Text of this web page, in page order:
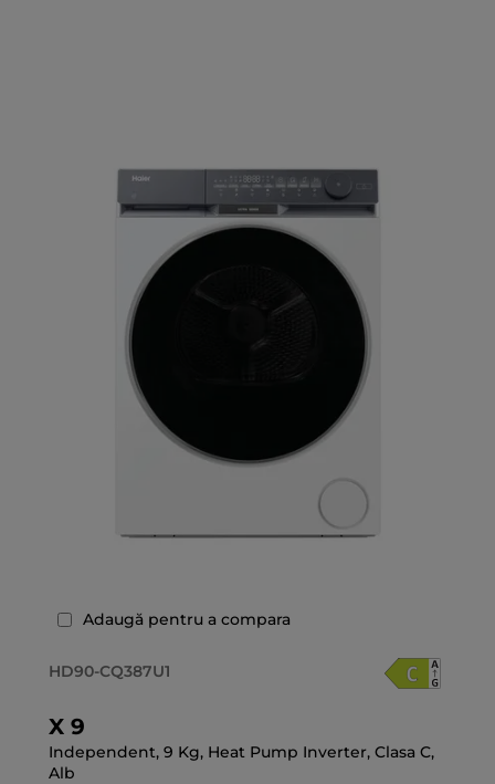
Adaugă pentru a compara
HD90-CQ387U1
X 9
Independent, 9 Kg, Heat Pump Inverter, Clasa C,
Alb